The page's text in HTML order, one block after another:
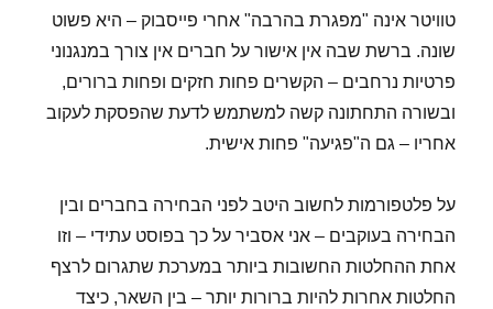
טוויטר אינה "מפגרת בהרבה" אחרי פייסבוק – היא פשוט
שונה. ברשת שבה אין אישור על חברים אין צורך במנגנוני
פרטיות נרחבים – הקשרים פחות חזקים ופחות ברורים,
ובשורה התחתונה קשה למשתמש לדעת שהפסקת לעקוב
אחריו – גם ה"פגיעה" פחות אישית.
על פלטפורמות לחשוב היטב לפני הבחירה בחברים ובין
הבחירה בעוקבים – אני אסביר על כך בפוסט עתידי – וזו
אחת ההחלטות החשובות ביותר במערכת שתגרום לרצף
החלטות אחרות להיות ברורות יותר – בין השאר, כיצד